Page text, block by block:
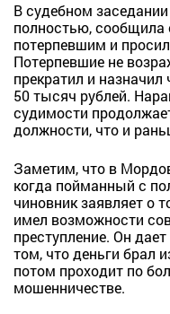
В судебном
полностью,
потерпевшим и
Потерпевшие не
прекратил и
50 тысяч рублей.
судимости
должности, что и
Заметим, что в
когда пойманный с
чиновник заявляет о
имел возможности
преступление. Он
том, что деньги брал
потом проходит по
мошенничестве.